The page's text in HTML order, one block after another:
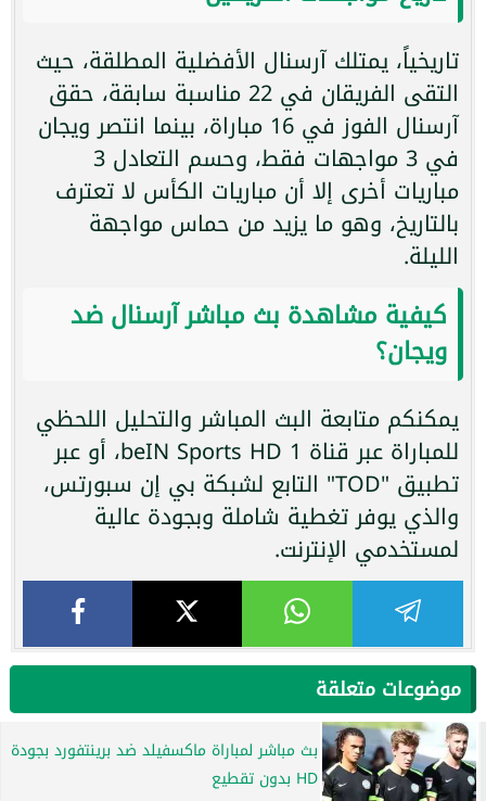
تاريخياً، يمتلك آرسنال الأفضلية المطلقة، حيث
التقى الفريقان في 22 مناسبة سابقة، حقق
آرسنال الفوز في 16 مباراة، بينما انتصر ويجان
في 3 مواجهات فقط، وحسم التعادل 3
مباريات أخرى إلا أن مباريات الكأس لا تعترف
بالتاريخ، وهو ما يزيد من حماس مواجهة
الليلة.
كيفية مشاهدة بث مباشر آرسنال ضد
ويجان؟
يمكنكم متابعة البث المباشر والتحليل اللحظي
للمباراة عبر قناة beIN Sports HD 1، أو عبر
تطبيق "TOD" التابع لشبكة بي إن سبورتس،
والذي يوفر تغطية شاملة وبجودة عالية
لمستخدمي الإنترنت.
موضوعات متعلقة
بث مباشر لمباراة ماكسفيلد ضد برينتفورد بجودة
HD بدون تقطيع